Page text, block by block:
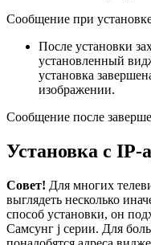
Сообщение при
После установки
установленный
установка
изображении.
Сообщение после
Установка с IP-
Совет! Для многих
выглядеть несколько
способ установки, он
Самсунг j серии. Для